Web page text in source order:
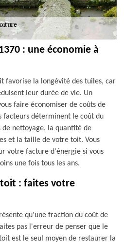
: une économie à
favorise la longévité des tuiles, car
leur durée de vie. Un
faire économiser de coûts de
facteurs déterminent le coût du
nettoyage, la quantité de
et la taille de votre toit. Vous
votre facture d'énergie si vous
une fois tous les ans.
: faites votre
qu'une fraction du coût de
pas l'erreur de penser que le
est le seul moyen de restaurer la